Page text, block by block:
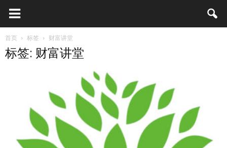
首页 标签 财富讲堂
标签: 财富讲堂